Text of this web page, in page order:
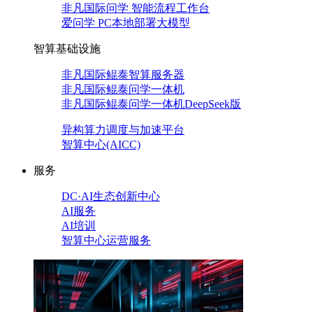
非凡国际问学 智能流程工作台
爱问学 PC本地部署大模型
智算基础设施
非凡国际鲲泰智算服务器
非凡国际鲲泰问学一体机
非凡国际鲲泰问学一体机DeepSeek版
异构算力调度与加速平台
智算中心(AICC)
服务
DC·AI生态创新中心
AI服务
AI培训
智算中心运营服务